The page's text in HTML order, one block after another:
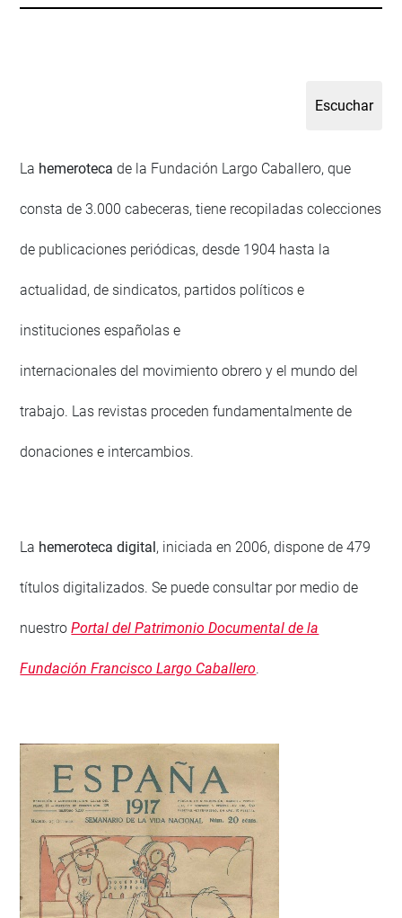
La hemeroteca de la Fundación Largo Caballero, que
consta de 3.000 cabeceras, tiene recopiladas colecciones
de publicaciones periódicas, desde 1904 hasta la
actualidad, de sindicatos, partidos políticos e
instituciones españolas e
internacionales del movimiento obrero y el mundo del
trabajo. Las revistas proceden fundamentalmente de
donaciones e intercambios.
La hemeroteca digital , iniciada en 2006, dispone de 479
títulos digitalizados. Se puede consultar por medio de
nuestroPortal del Patrimonio Documental de la
Fundación Francisco Largo Caballero.